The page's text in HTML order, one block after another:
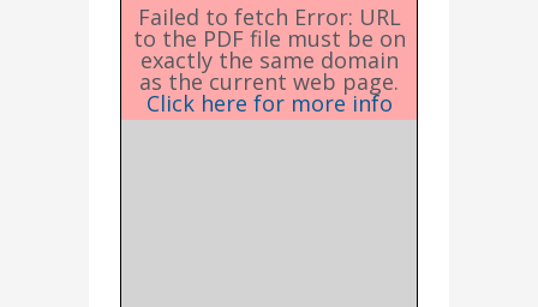
Failed to fetch Error: URL
to the PDF file must be on
exactly the same domain
as the current web page.
Click here for more info